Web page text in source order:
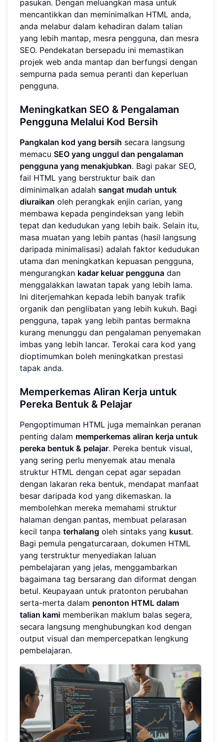
pasukan. Dengan meluangkan masa untuk
mencantikkan dan meminimalkan HTML anda,
anda melabur dalam kehadiran dalam talian
yang lebih mantap, mesra pengguna, dan mesra
SEO. Pendekatan bersepadu ini memastikan
projek web anda mantap dan berfungsi dengan
sempurna pada semua peranti dan keperluan
pengguna.
Meningkatkan SEO & Pengalaman
Pengguna Melalui Kod Bersih
Pangkalan kod yang bersih secara langsung
memacu SEO yang unggul dan pengalaman
pengguna yang menakjubkan. Bagi pakar SEO,
fail HTML yang berstruktur baik dan
diminimalkan adalah sangat mudah untuk
diuraikan oleh perangkak enjin carian, yang
membawa kepada pengindeksan yang lebih
tepat dan kedudukan yang lebih baik. Selain itu,
masa muatan yang lebih pantas (hasil langsung
daripada minimalisasi) adalah faktor kedudukan
utama dan meningkatkan kepuasan pengguna,
mengurangkan kadar keluar pengguna dan
menggalakkan lawatan tapak yang lebih lama.
Ini diterjemahkan kepada lebih banyak trafik
organik dan penglibatan yang lebih kukuh. Bagi
pengguna, tapak yang lebih pantas bermakna
kurang menunggu dan pengalaman penyemakan
imbas yang lebih lancar. Terokai cara kod yang
dioptimumkan boleh meningkatkan prestasi
tapak anda.
Memperkemas Aliran Kerja untuk
Pereka Bentuk & Pelajar
Pengoptimuman HTML juga memainkan peranan
penting dalam memperkemas aliran kerja untuk
pereka bentuk & pelajar. Pereka bentuk visual,
yang sering perlu menyemak atau menala
struktur HTML dengan cepat agar sepadan
dengan lakaran reka bentuk, mendapat manfaat
besar daripada kod yang dikemaskan. Ia
membolehkan mereka memahami struktur
halaman dengan pantas, membuat pelarasan
kecil tanpa terhalang oleh sintaks yang kusut.
Bagi pemula pengaturcaraan, dokumen HTML
yang terstruktur menyediakan laluan
pembelajaran yang jelas, menggambarkan
bagaimana tag bersarang dan diformat dengan
betul. Keupayaan untuk pratonton perubahan
serta-merta dalam penonton HTML dalam
talian kami memberikan maklum balas segera,
secara langsung menghubungkan kod dengan
output visual dan mempercepatkan lengkung
pembelajaran.